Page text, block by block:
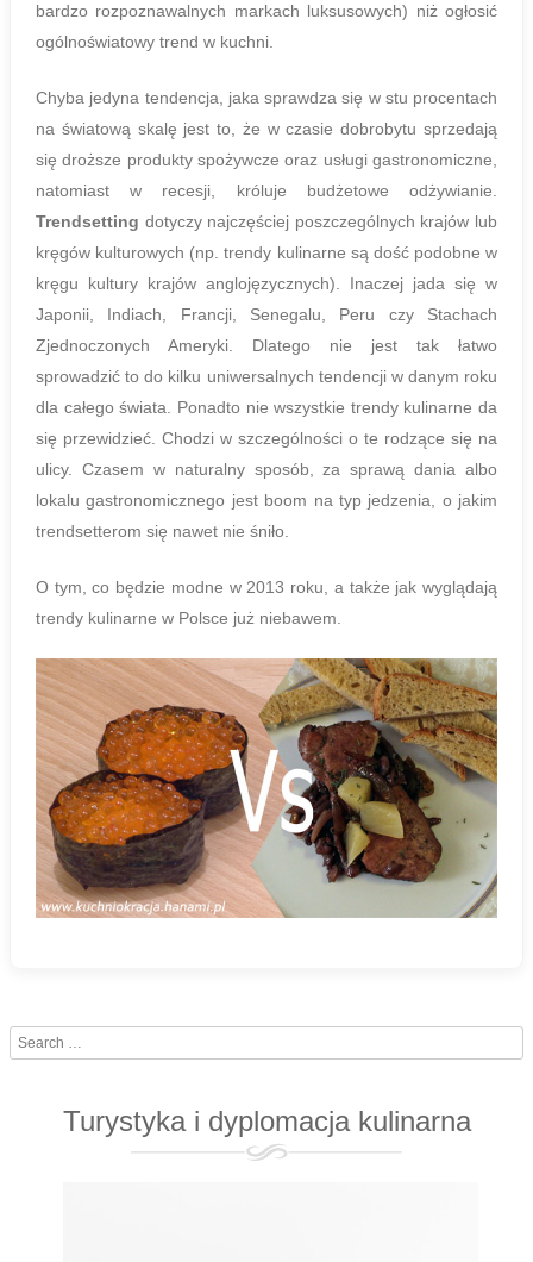
bardzo rozpoznawalnych markach luksusowych) niż ogłosić
ogólnoświatowy trend w kuchni.
Chyba jedyna tendencja, jaka sprawdza się w stu procentach
na światową skalę jest to, że w czasie dobrobytu sprzedają
się droższe produkty spożywcze oraz usługi gastronomiczne,
natomiast w recesji, króluje budżetowe odżywianie.
Trendsetting dotyczy najczęściej poszczególnych krajów lub
kręgów kulturowych (np. trendy kulinarne są dość podobne w
kręgu kultury krajów anglojęzycznych). Inaczej jada się w
Japonii, Indiach, Francji, Senegalu, Peru czy Stachach
Zjednoczonych Ameryki. Dlatego nie jest tak łatwo
sprowadzić to do kilku uniwersalnych tendencji w danym roku
dla całego świata. Ponadto nie wszystkie trendy kulinarne da
się przewidzieć. Chodzi w szczególności o te rodzące się na
ulicy. Czasem w naturalny sposób, za sprawą dania albo
lokalu gastronomicznego jest boom na typ jedzenia, o jakim
trendsetterom się nawet nie śniło.
O tym, co będzie modne w 2013 roku, a także jak wyglądają
trendy kulinarne w Polsce już niebawem.
Search
Turystyka i dyplomacja kulinarna